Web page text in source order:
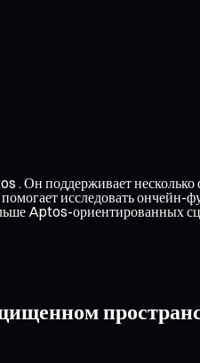
. Он поддерживает несколько
исследовать ончейн-
Aptos-ориентированных